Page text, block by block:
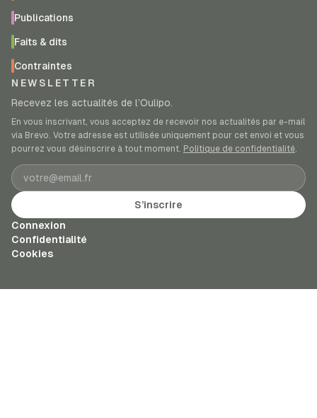
Publications
Faits & dits
Contraintes
NEWSLETTER
Recevez les actualités de l’Oulipo.
En vous inscrivant, vous acceptez de recevoir nos actualités par e-mail
via Brevo. Votre adresse est utilisée uniquement pour cet envoi et vous
pourrez vous désinscrire à tout moment. Politique de confidentialité.
Adresse e-mail
S’inscrire
Connexion
Confidentialité
Cookies